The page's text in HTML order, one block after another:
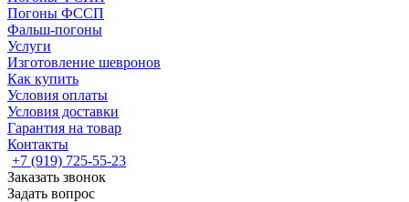
Погоны ФССП
Фальш-погоны
Услуги
Изготовление шевронов
Как купить
Условия оплаты
Условия доставки
Гарантия на товар
Контакты
+7 (919) 725-55-23
Заказать звонок
Задать вопрос